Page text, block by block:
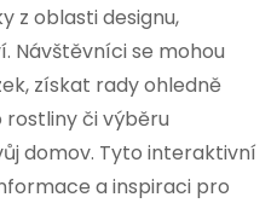
z oblasti designu,
Návštěvníci se mohou
získat rady ohledně
rostliny či výběru
domov. Tyto interaktivní
a inspiraci pro